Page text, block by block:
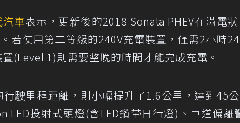
車表示，更新後的2018 Sonata PHEV在滿電
若使用第二等級的240V充電裝置，僅需2小時
(Level 1)則需要整晚的時間才能完成充電。
行駛里程距離，則小幅提升了1.6公里，達到45
LED投射式頭燈(含LED鑽帶日行燈)、車道偏離